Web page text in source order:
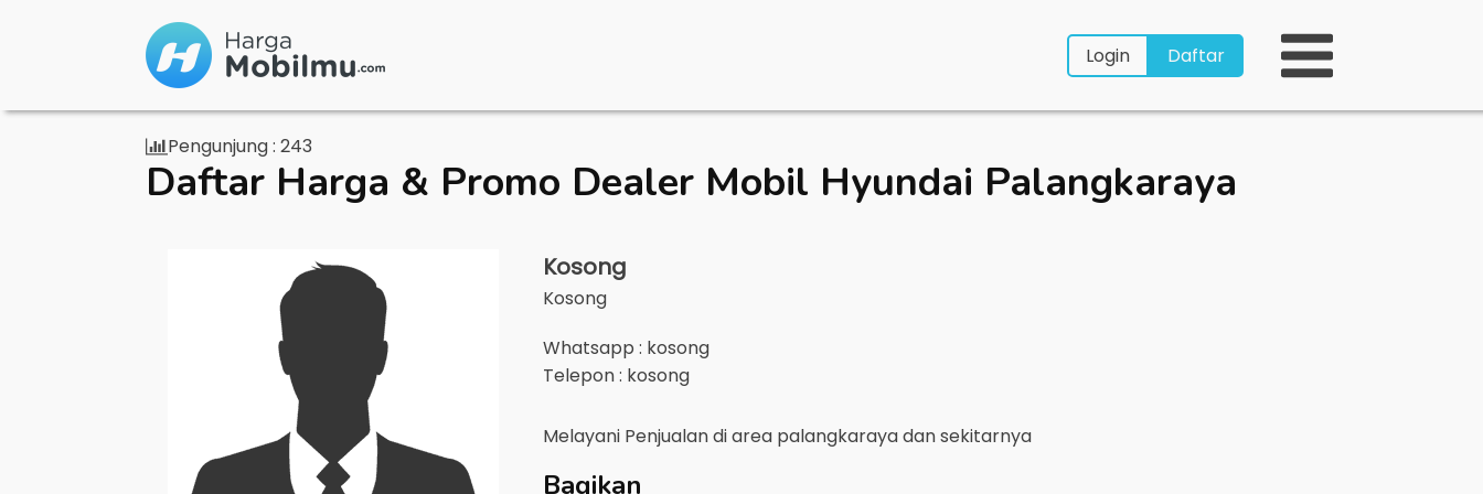
Login Daftar
Pengunjung : 243
Daftar Harga & Promo Dealer Mobil Hyundai Palangkaraya
Kosong
Kosong
Whatsapp : kosong
Telepon : kosong
Melayani Penjualan di area palangkarayadan sekitarnya
Bagikan